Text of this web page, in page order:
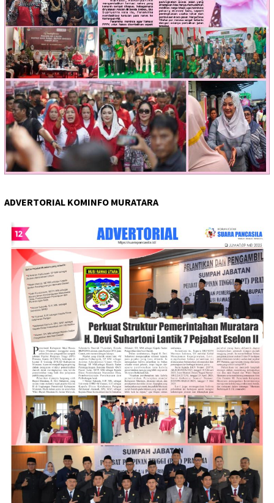
ADVERTORIAL KOMINFO MURATARA